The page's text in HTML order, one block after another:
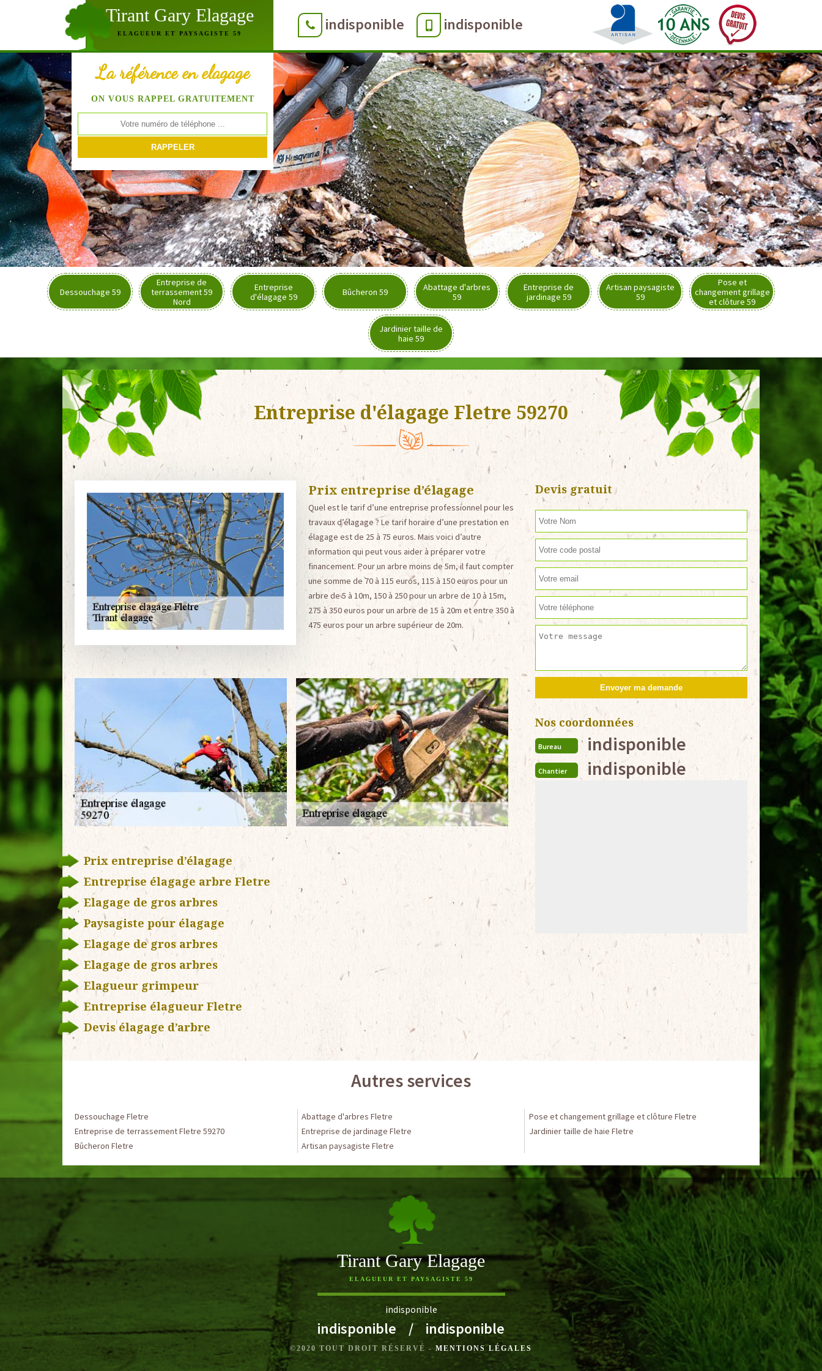
Tirant Gary Elagage
ELAGUEUR ET PAYSAGISTE 59 indisponible indisponible
La référence en elagage
ON VOUS RAPPEL GRATUITEMENT
Dessouchage 59
Entreprise de
terrassement 59
Nord
Entreprise
d'élagage 59
Bûcheron 59
Abattage d'arbres
59
Entreprise de
jardinage 59
Artisan paysagiste
59
Pose et
changement grillage
et clôture 59
Jardinier taille de
haie 59
Entreprise d'élagage Fletre 59270
Prix entreprise d’élagage
Quel est le tarif d’une entreprise professionnel pour les
travaux d’élagage ? Le tarif horaire d’une prestation en
élagage est de 25 à 75 euros. Mais voici d’autre
information qui peut vous aider à préparer votre
financement. Pour un arbre moins de 5m, il faut compter
une somme de 70 à 115 euros, 115 à 150 euros pour un
arbre de 5 à 10m, 150 à 250 pour un arbre de 10 à 15m,
275 à 350 euros pour un arbre de 15 à 20m et entre 350 à
475 euros pour un arbre supérieur de 20m.
Prix entreprise d’élagage
Entreprise élagage arbre Fletre
Elagage de gros arbres
Paysagiste pour élagage
Elagage de gros arbres
Elagage de gros arbres
Elagueur grimpeur
Entreprise élagueur Fletre
Devis élagage d’arbre
Devis gratuit
Nos coordonnées
Bureau indisponible
Chantier indisponible
Autres services
Dessouchage Fletre
Entreprise de terrassement Fletre 59270
Bûcheron Fletre
Abattage d'arbres Fletre
Entreprise de jardinage Fletre
Artisan paysagiste Fletre
Pose et changement grillage et clôture Fletre
Jardinier taille de haie Fletre
Tirant Gary Elagage
ELAGUEUR ET PAYSAGISTE 59
indisponible
indisponible / indisponible
©2020 TOUT DROIT RÉSERVÉ -MENTIONS LÉGALES